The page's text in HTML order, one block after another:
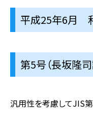
平成25年6月
第5号（長坂隆
汎用性を考慮してJIS